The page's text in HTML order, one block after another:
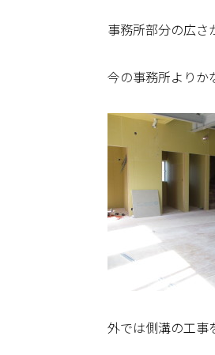
事務所部分の広さ
今の事務所よりか
外では側溝の工事